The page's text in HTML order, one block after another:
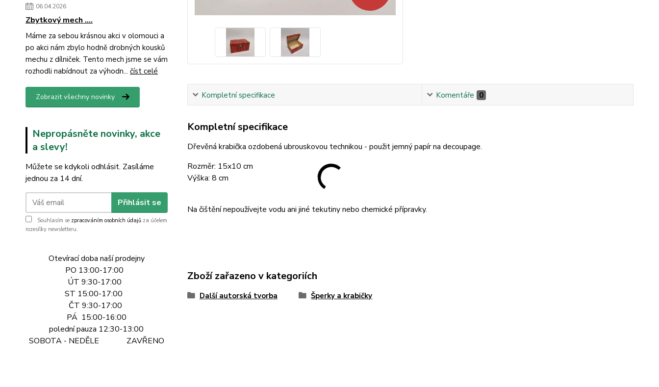
06.04.2026
Zbytkový mech ....
Máme za sebou krásnou akci v olomouci a
po akci nám zbylo hodně drobných kousků
mechu z dílniček. Tento mech jsme se vám
rozhodli nabídnout za výhodn... číst celé
Zobrazit všechny novinky
Nepropásněte novinky, akce
a slevy!
Můžete se kdykoli odhlásit. Zasíláme
jednou za 14 dní.
Přihlásit se
Souhlasím se zpracováním osobních údajů za účelem
rozesílky newsletteru.
Otevírací doba naší prodejny
PO 13:00-17:00
ÚT 9:30-17:00
ST 15:00-17:00
ČT 9:30-17:00
PÁ 15:00-16:00
polední pauza 12:30-13:00
SOBOTA - NEDĚLE ZAVŘENO
Kompletní specifikace Komentáře 0
Kompletní specifikace
Dřevěná krabička ozdobená ubrouskovou technikou - použit jemný papír na decoupage.
Rozměr: 15x10 cm
Výška: 8 cm
Na čištění nepoužívejte vodu ani jiné tekutiny nebo chemické přípravky.
Zboží zařazeno v kategoriích
Další autorská tvorba Šperky a krabičky